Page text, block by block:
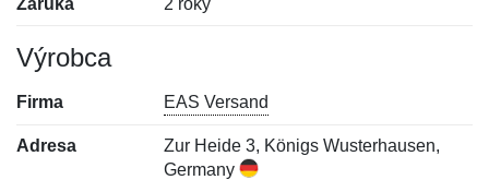
Záruka 2 roky
Výrobca
Firma EAS Versand
Adresa
Zur Heide 3, Königs Wusterhausen,
Germany